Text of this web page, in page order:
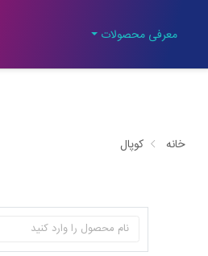
معرفی محصولات
خانه کوپال